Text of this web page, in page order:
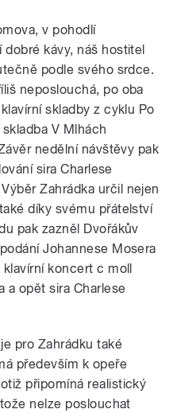
v pohodlí
kávy, náš hostitel
podle svého srdce.
neposlouchá, po oba
skladby z cyklu Po
V Mlhách
nedělní návštěvy pak
sira Charlese
Zahrádka určil nejen
díky svému přátelství
pak zazněl Dvořákův
Johannese Mosera
koncert c moll
a opět sira Charlese
pro Zahrádku také
především k opeře
připomíná realistický
nelze poslouchat